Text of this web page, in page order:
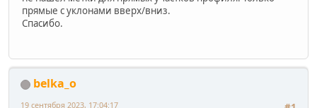
прямые с уклонами вверх/вниз.
Спасибо.
belka_o
19 сентября 2023, 17:04:17